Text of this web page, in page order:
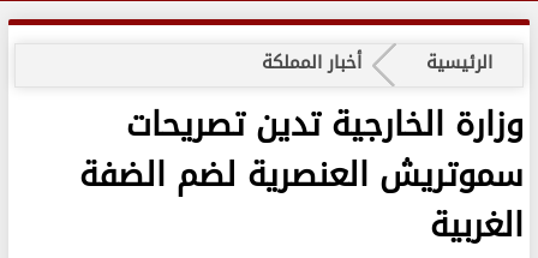
الرئيسية أخبار المملكة
وزارة الخارجية تدين تصريحات
سموتريش العنصرية لضم الضفة
الغربية